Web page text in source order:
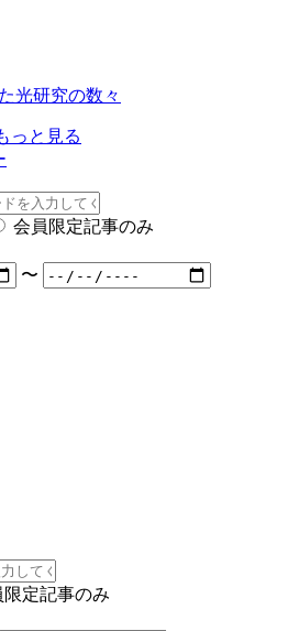
光研究の数々
っと見る
会員限定記事のみ
〜
限定記事のみ